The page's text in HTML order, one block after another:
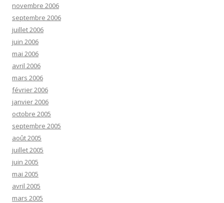
novembre 2006
septembre 2006
juillet 2006
juin 2006
mai 2006
avril 2006
mars 2006
février 2006
janvier 2006
octobre 2005
septembre 2005
août 2005
juillet 2005
juin 2005
mai 2005
avril 2005
mars 2005